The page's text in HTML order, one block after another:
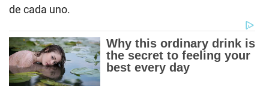
de cada uno.